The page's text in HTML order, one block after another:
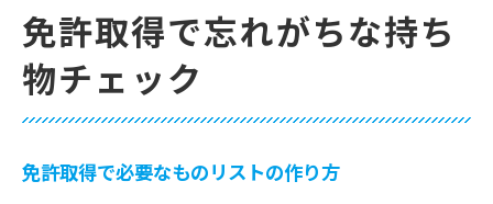
スムーズな免許取得に向けた事前準備
免許取得前に準備するべき書類一覧
運転免許取得を効率化する事前の流れ
教習所入校手続きで失敗しない準備術
免許センターで必要なものを事前に確認
免許取得で忘れがちな持ち
物チェック
免許取得で必要なものリストの作り方